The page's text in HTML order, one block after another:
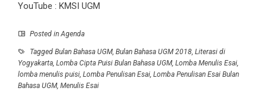
YouTube : KMSI UGM
Posted inAgenda
Tagged Bulan Bahasa UGM, Bulan Bahasa UGM 2018, Literasi di
Yogyakarta, Lomba Cipta Puisi Bulan Bahasa UGM, Lomba Menulis Esai,
lomba menulis puisi, Lomba Penulisan Esai, Lomba Penulisan Esai Bulan
Bahasa UGM, Menulis Esai